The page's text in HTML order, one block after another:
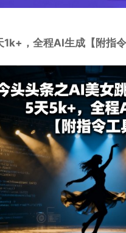
，全程AI生成【附指令